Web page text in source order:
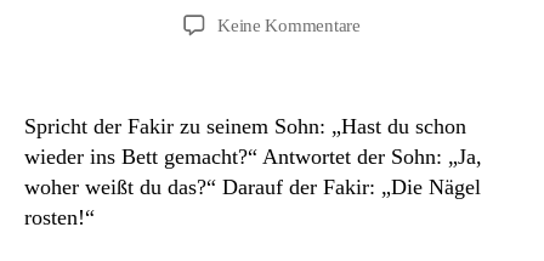
Keine Kommentarezu
Spricht der Fakir zu seinem Sohn: „Hast du schon
wieder ins Bett gemacht?“ Antwortet der Sohn: „Ja,
woher weißt du das?“ Darauf der Fakir: „Die Nägel
rosten!“